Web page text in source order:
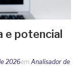
e potencial
2026em Analisador de